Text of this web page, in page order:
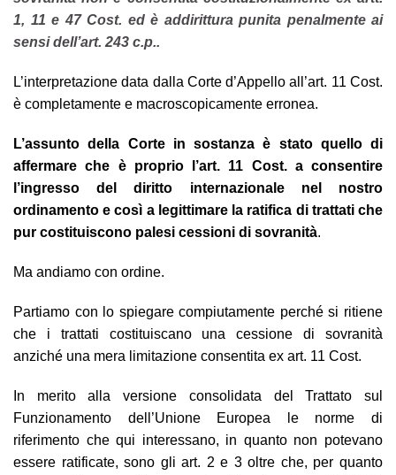
1, 11 e 47 Cost. ed è addirittura punita penalmente ai
sensi dell’art. 243 c.p..
L’interpretazione data dalla Corte d’Appello all’art. 11 Cost.
è completamente e macroscopicamente erronea.
L’assunto della Corte in sostanza è stato quello di
affermare che è proprio l’art. 11 Cost. a consentire
l’ingresso del diritto internazionale nel nostro
ordinamento e così a legittimare la ratifica di trattati che
pur costituiscono palesi cessioni di sovranità.
Ma andiamo con ordine.
Partiamo con lo spiegare compiutamente perché si ritiene
che i trattati costituiscano una cessione di sovranità
anziché una mera limitazione consentita ex art. 11 Cost.
In merito alla versione consolidata del Trattato sul
Funzionamento dell’Unione Europea le norme di
riferimento che qui interessano, in quanto non potevano
essere ratificate, sono gli art. 2 e 3 oltre che, per quanto